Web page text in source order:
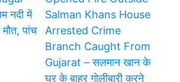
नदी में
पांच
Salman Khans House
Arrested Crime
Branch Caught From
Gujarat – सलमान खान के
घर के बाहर गोलीबारी करने